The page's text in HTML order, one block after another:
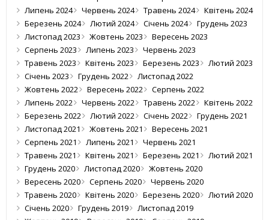
Липень 2024
Червень 2024 Травень 2024
Квітень 2024
Березень 2024
Лютий 2024 Січень 2024
Грудень 2023
Листопад 2023
Жовтень 2023
Вересень 2023
Серпень 2023
Липень 2023
Червень 2023
Травень 2023
Квітень 2023 Березень 2023
Лютий 2023
Січень 2023
Грудень 2022
Листопад 2022
Жовтень 2022
Вересень 2022
Серпень 2022
Липень 2022
Червень 2022 Травень 2022
Квітень 2022
Березень 2022
Лютий 2022 Січень 2022
Грудень 2021
Листопад 2021
Жовтень 2021
Вересень 2021
Серпень 2021
Липень 2021
Червень 2021
Травень 2021
Квітень 2021 Березень 2021
Лютий 2021
Грудень 2020
Листопад 2020
Жовтень 2020
Вересень 2020
Серпень 2020
Червень 2020
Травень 2020
Квітень 2020 Березень 2020
Лютий 2020
Січень 2020
Грудень 2019
Листопад 2019